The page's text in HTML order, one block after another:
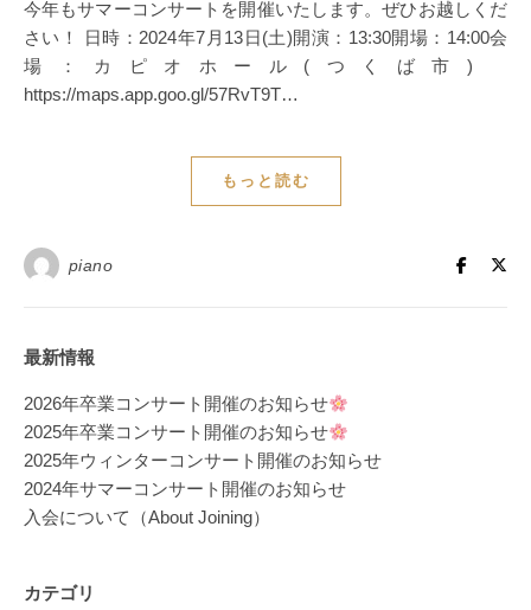
今年もサマーコンサートを開催いたします。ぜひお越しくだ
さい！ 日時：2024年7月13日(土)開演：13:30開場：14:00会
場：カピオホール(つくば市)
https://maps.app.goo.gl/57RvT9T…
もっと読む
piano
最新情報
2026年卒業コンサート開催のお知らせ
2025年卒業コンサート開催のお知らせ
2025年ウィンターコンサート開催のお知らせ
2024年サマーコンサート開催のお知らせ
入会について（About Joining）
カテゴリ